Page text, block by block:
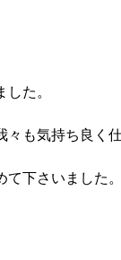
た。
も気持ち良く
下さいました。